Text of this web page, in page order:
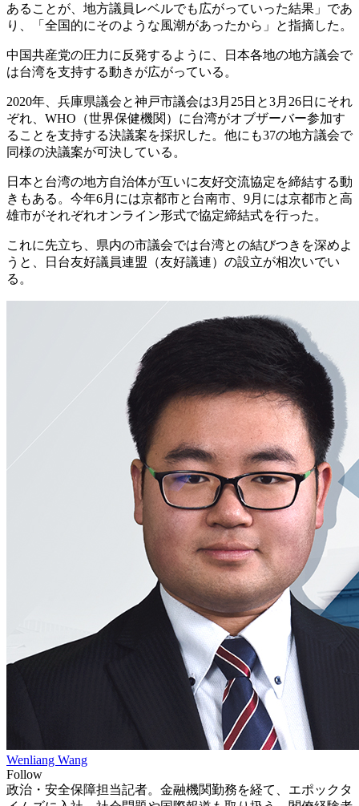
あることが、地方議員レベルでも広がっていった結果」であ
り、「全国的にそのような風潮があったから」と指摘した。
中国共産党の圧力に反発するように、日本各地の地方議会で
は台湾を支持する動きが広がっている。
2020年、兵庫県議会と神戸市議会は3月25日と3月26日にそれ
ぞれ、WHO（世界保健機関）に台湾がオブザーバー参加す
ることを支持する決議案を採択した。他にも37の地方議会で
同様の決議案が可決している。
日本と台湾の地方自治体が互いに友好交流協定を締結する動
きもある。今年6月には京都市と台南市、9月には京都市と高
雄市がそれぞれオンライン形式で協定締結式を行った。
これに先立ち、県内の市議会では台湾との結びつきを深めよ
うと、日台友好議員連盟（友好議連）の設立が相次いでい
る。
Wenliang Wang
Follow
政治・安全保障担当記者。金融機関勤務を経て、エポックタ